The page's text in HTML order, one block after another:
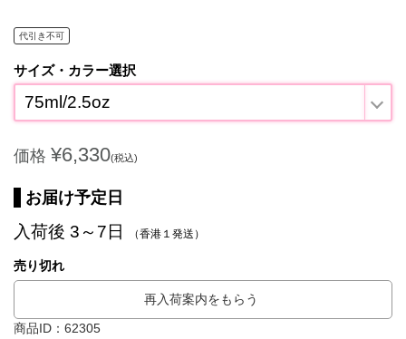
代引き不可
サイズ・カラー選択
75ml/2.5oz
価格 ¥6,330(税込)
お届け予定日
入荷後 3～7日 （香港１発送）
売り切れ
再入荷案内をもらう
商品ID：62305